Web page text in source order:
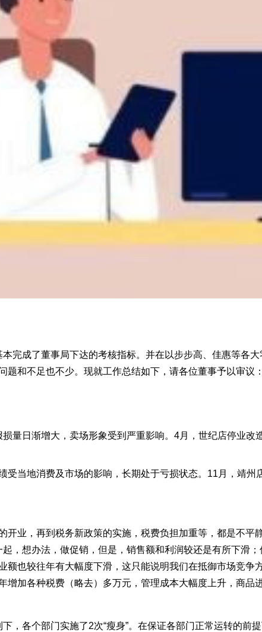
完成了董事局下达的考核指标。并在以步步高、佳惠等各
和不足也不少。现就工作总结如下，请各位董事予以审议：
量日渐增大，卖场形象受到严重影响。4月，世纪店停业
受当地消费及市场的影响，长期处于亏损状态。11月，靖
开业，再到税务新政策的实施，税费负担加重等，都是不
，想办法，做促销，但是，销售额和利润较还是有所下滑
也较往年有大幅度下滑，这只能说明我们在抵御市场竞
加各种税费（略去）多万元，管理成本大幅度上升，商品
，各个部门实施了2次“瘦身”。在保证各部门正常运转的